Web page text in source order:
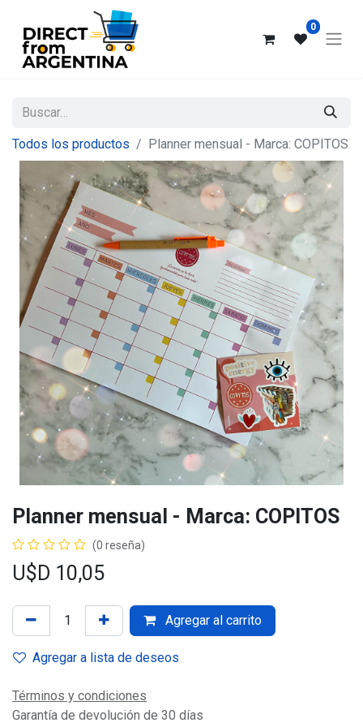
0
Todos los productos Planner mensual - Marca: COPITOS
Planner mensual - Marca: COPITOS
(0 reseña)
U$D 10,05
Agregar al carrito
Agregar a lista de deseos
Términos y condiciones
Garantía de devolución de 30 días